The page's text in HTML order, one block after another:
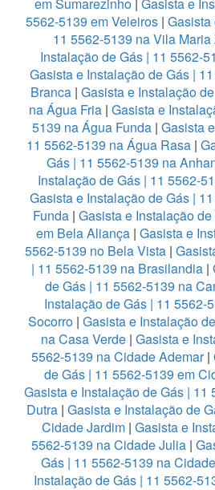
em Sumarezinho | Gasista e
5562-5139 em Veleiros | Gasista
11 5562-5139 na Vila
Instalação de Gás | 11 5562-
Gasista e Instalação de Gás |
Branca| Gasista e Instalação
na Água Fria| Gasista e
5139 na Água Funda | Gasista
11 5562-5139 na Água Rasa |
Gás | 11 5562-5139 na
Instalação de Gás | 11 5562-
Gasista e Instalação de Gás |
Funda | Gasista e Instalação
em Bela Aliança | Gasista e
5562-5139 no Bela Vista|
| 11 5562-5139 na Brasilandia |
de Gás | 11 5562-5139 na
Instalação de Gás | 11 5562-
Socorro | Gasista e Instalação
na Casa Verde| Gasista e
5562-5139 na Cidade Ademar|
de Gás | 11 5562-5139 em
Gasista e Instalação de Gás |
Dutra | Gasista e Instalação de
Cidade Jardim| Gasista e
5562-5139 na Cidade Julia |
Gás | 11 5562-5139 na
Instalação de Gás | 11 5562-